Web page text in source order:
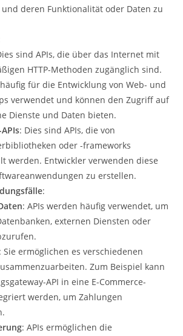
deren Funktionalität oder Daten zu
sind APIs, die über das Internet mit
HTTP-Methoden zugänglich sind.
für die Entwicklung von Web- und
verwendet und können den Zugriff auf
Dienste und Daten bieten.
: Dies sind APIs, die von
oder -frameworks
werden. Entwickler verwenden diese
zu erstellen.
:
: APIs werden häufig verwendet, um
externen Diensten oder
: Sie ermöglichen es verschiedenen
Zum Beispiel kann
API in eine E-Commerce-
werden, um Zahlungen
: APIs ermöglichen die